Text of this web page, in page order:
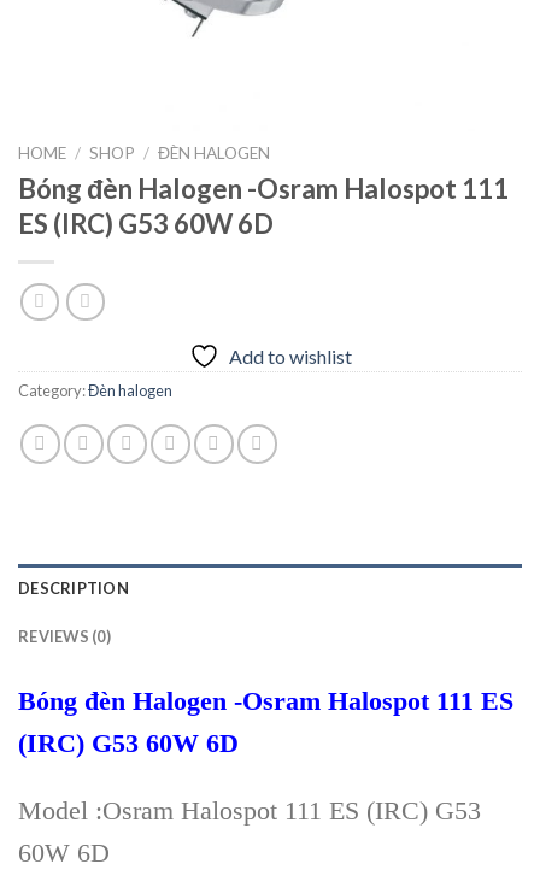
HOME / SHOP / ĐÈN HALOGEN
Bóng đèn Halogen -Osram Halospot 111
ES (IRC) G53 60W 6D
Add to wishlist
Category:Đèn halogen
DESCRIPTION
REVIEWS (0)
Bóng đèn Halogen -Osram Halospot 111 ES
(IRC) G53 60W 6D
Model :Osram Halospot 111 ES (IRC) G53
60W 6D